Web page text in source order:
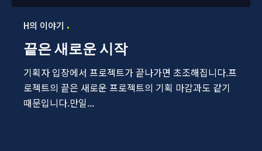
H의 이야기
끝은 새로운 시작
기획자 입장에서 프로젝트가 끝나가면 초조해집니다.프
로젝트의 끝은 새로운 프로젝트의 기획 마감과도 같기
때문입니다.만일...